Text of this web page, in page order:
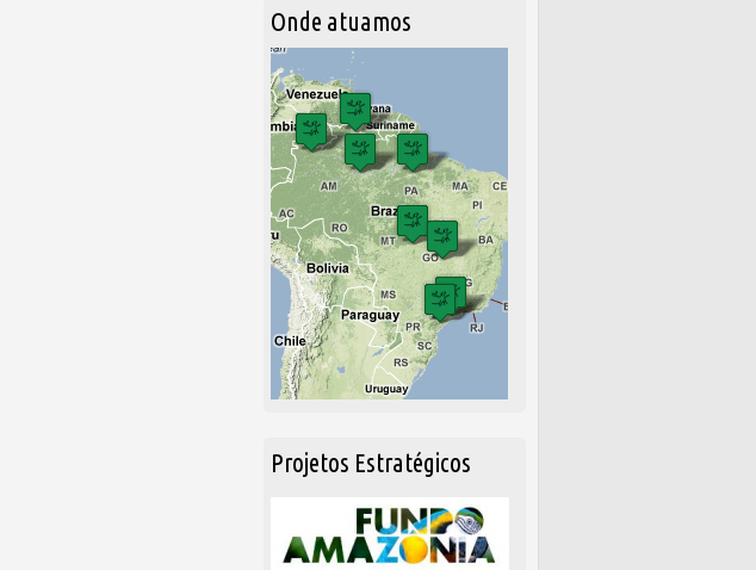
Onde atuamos
Projetos Estratégicos